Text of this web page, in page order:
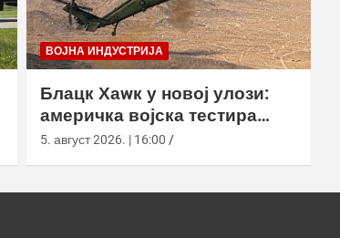
ВОЈНА ИНДУСТРИЈА
Блацк Хаwк у новој улози:
америчка војска тестира
лансирање роја наоружаних
5. август 2026. | 16:00